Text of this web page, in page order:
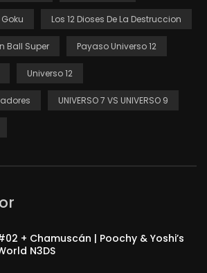
Goku Los 12 Dioses De La Destruccion
Ball Super Payaso Universo 12
Universo 12
UNIVERSO 7 VS UNIVERSO 9
+ Chamuscán | Poochy & Yoshi’s
N3DS